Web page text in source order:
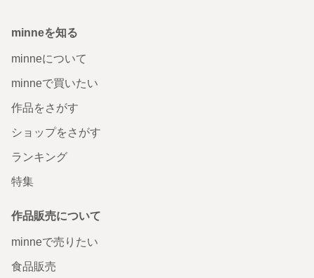
minneを知る
minneについて
minneで買いたい
作品をさがす
ショップをさがす
ランキング
特集
作品販売について
minneで売りたい
食品販売